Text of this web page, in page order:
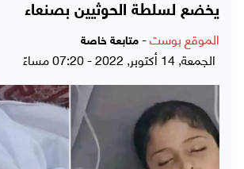
يخضع لسلطة الحوثيين بصنعاء
الموقع بوست- متابعة خاصة
الجمعة, 14 أكتوبر, 2022 - 07:20 مساءً